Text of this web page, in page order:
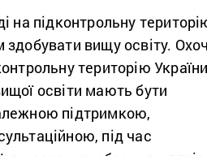
на підконтрольну
здобувати вищу освіту.
територію
освіти мають бути
підтримкою,
під час